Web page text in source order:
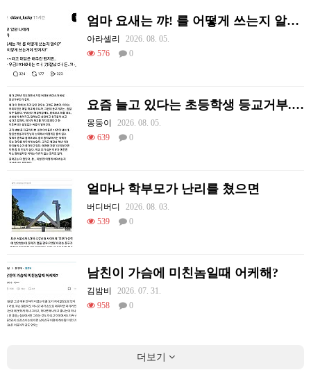
엄마 요새는 꺄! 를 어떻게 쓰는지 알아?
아라셀리
2026. 08. 05.
576
0
요즘 늘고 있다는 초등학생 등교거부.jpg
몽둥이
2026. 08. 05.
639
0
얼마나 학부모가 난리를 쳤으면
버디버디
2026. 08. 03.
539
0
남친이 가슴에 미친놈일때 어케해?
김밤비
2026. 07. 31.
958
0
더보기